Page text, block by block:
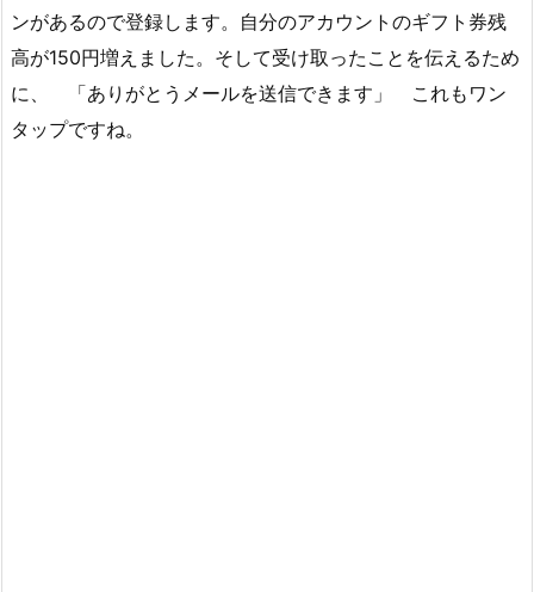
ンがあるので登録します。自分のアカウントのギフト券残
高が150円増えました。そして受け取ったことを伝えるため
に、 「ありがとうメールを送信できます」 これもワン
タップですね。